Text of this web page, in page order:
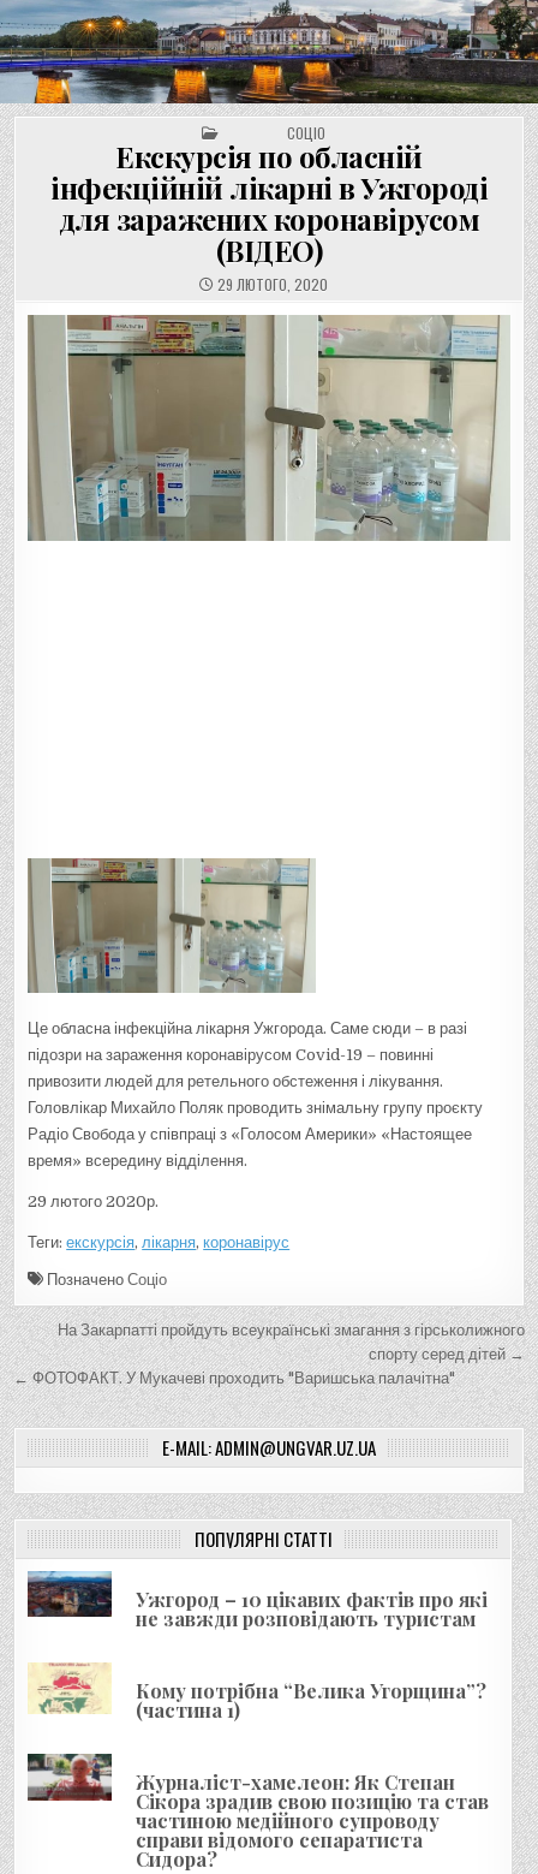
Перейти
до
вмісту
UNGVAR.UZ.UA
POSTED INСОЦІО
Екскурсія по обласній
інфекційній лікарні в Ужгороді
для заражених коронавірусом
(ВІДЕО)
29 ЛЮТОГО, 2020
Це обласна інфекційна лікарня Ужгорода. Саме сюди – в разі
підозри на зараження коронавірусом Covid-19 – повинні
привозити людей для ретельного обстеження і лікування.
Головлікар Михайло Поляк проводить знімальну групу проєкту
Радіо Свобода у співпраці з «Голосом Америки» «Настоящее
время» всередину відділення.
29 лютого 2020р.
Теги:екскурсія,лікарня,коронавірус
ПозначеноСоціо
Н
а
в
і
г
а
ц
і
я
з
а
п
и
с
і
в
На Закарпатті пройдуть всеукраїнські змагання з гірськолижного
спорту серед дітей →
← ФОТОФАКТ. У Мукачеві проходить "Варишська палачітна"
E-MAIL: ADMIN@UNGVAR.UZ.UA
ПОПУЛЯРНІ СТАТТІ
Ужгород – 10 цікавих фактів про які
не завжди розповідають туристам
Кому потрібна “Велика Угорщина”?
(частина 1)
Журналіст-хамелеон: Як Степан
Сікора зрадив свою позицію та став
частиною медійного супроводу
справи відомого сепаратиста
Сидора?